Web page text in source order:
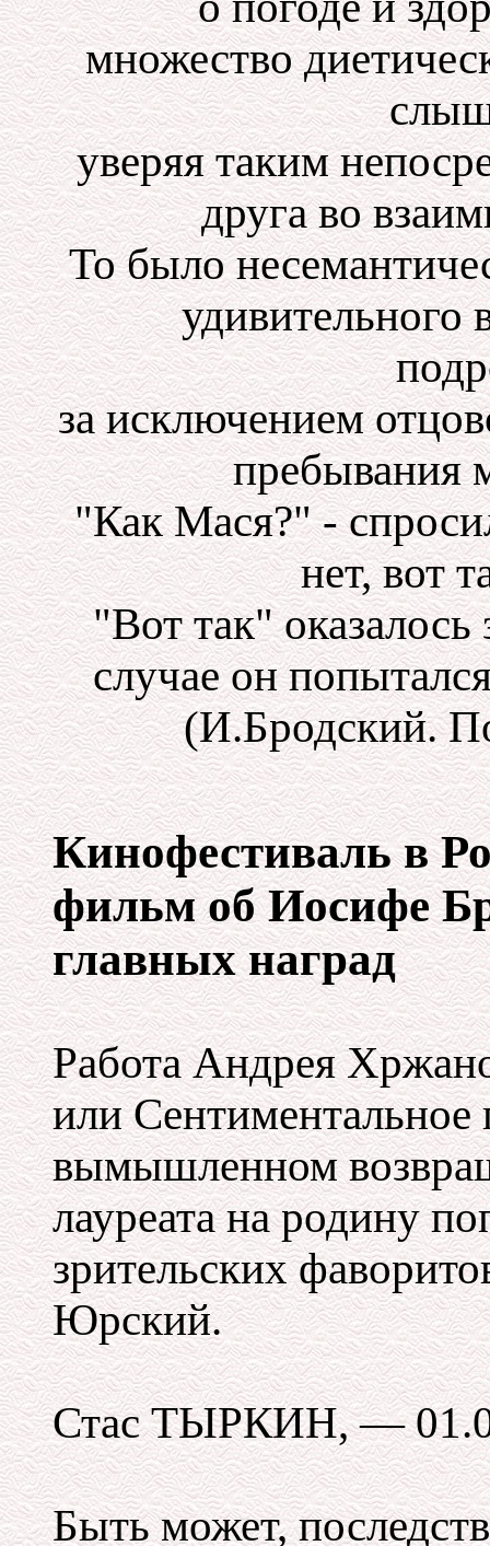
множество
уверяя таким
друга во
То было
за исключением
пребывания
"Как Мася?" -
нет, вот
"Вот так" оказалось
случае он
(И.Бродский.
Кинофестиваль в
фильм об Иосифе
главных наград
Работа Андрея
или
вымышленном
лауреата на родину
зрительских
Юрский.
Стас ТЫРКИН, —
Быть может,